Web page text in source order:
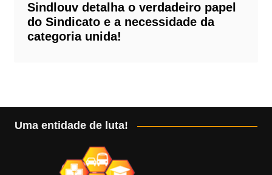
Sindlouv detalha o verdadeiro papel
do Sindicato e a necessidade da
categoria unida!
Uma entidade de luta!